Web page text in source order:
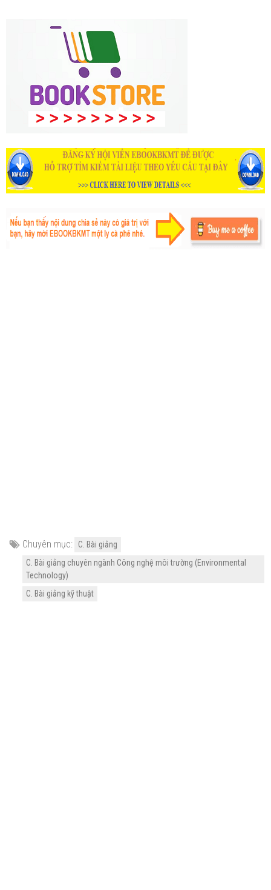
Chuyên mục:
C. Bài giảng
C. Bài giảng chuyên ngành Công nghệ môi trường (Environmental
Technology)
C. Bài giảng kỹ thuật